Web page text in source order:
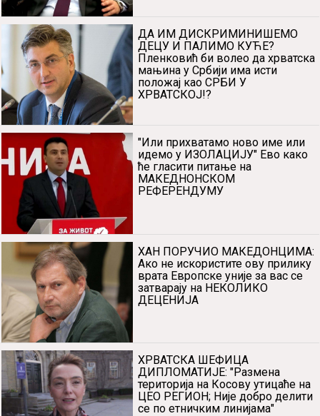
ДА ИМ ДИСКРИМИНИШЕМО
ДЕЦУ И ПАЛИМО КУЋЕ?
Пленковић би волео да хрватска
мањина у Србији има исти
положај као СРБИ У
ХРВАТСКОЈ!?
"Или прихватамо ново име или
идемо у ИЗОЛАЦИЈУ" Ево како
ће гласити питање на
МАКЕДНОНСКОМ
РЕФЕРЕНДУМУ
ХАН ПОРУЧИО МАКЕДОНЦИМА:
Ако не искористите ову прилику
врата Европске уније за вас се
затварају на НЕКОЛИКО
ДЕЦЕНИЈА
ХРВАТСКА ШЕФИЦА
ДИПЛОМАТИЈЕ: "Размена
територија на Косову утицаће на
ЦЕО РЕГИОН; Није добро делити
се по етничким линијама"